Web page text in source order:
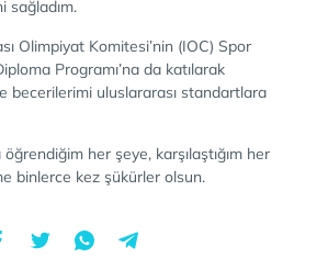
sağladım.
Olimpiyat Komitesi’nin (IOC) Spor
Programı’na da katılarak
becerilerimi uluslararası standartlara
her şeye, karşılaştığım her
binlerce kez şükürler olsun.